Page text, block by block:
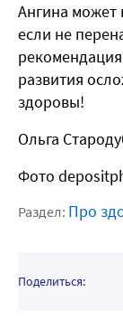
Ангина может
если не
развития
здоровы!
Ольга
Фото
Раздел: Про
Поделиться: